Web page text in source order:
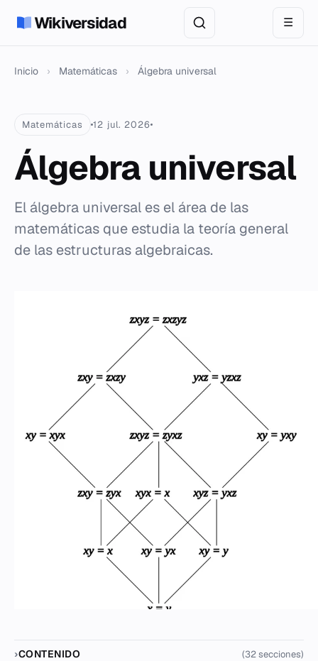
Wikiversidad ☰
Inicio › Matemáticas › Álgebra universal
Matemáticas 12 jul. 2026
Álgebra universal
El álgebra universal es el área de las
matemáticas que estudia la teoría general
de las estructuras algebraicas.
CONTENIDO (32 secciones)